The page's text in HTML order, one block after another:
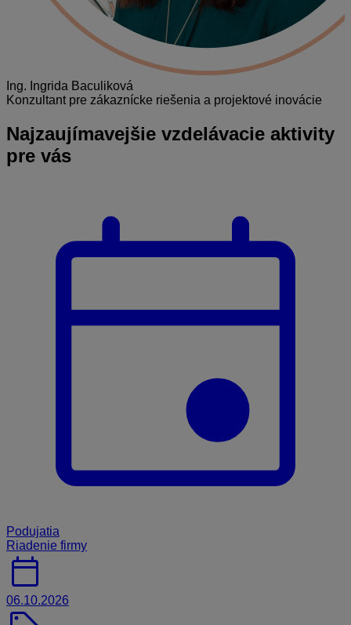
Ing. Ingrida Baculiková
Konzultant pre zákaznícke riešenia a projektové inovácie
Najzaujímavejšie vzdelávacie aktivity
pre vás
Podujatia
Riadenie firmy
calendar_today
06.10.2026